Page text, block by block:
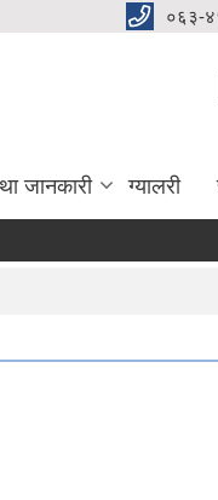
०६३-
जानकारी ग्यालरी